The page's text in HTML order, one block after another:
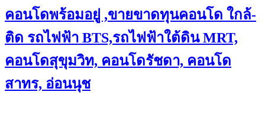
คอนโดพร้อมอยู่ ,ขายขาดทุนคอนโด ใกล้-
ติด รถไฟฟ้า BTS,รถไฟฟ้าใต้ดิน MRT,
คอนโดสุขุมวิท, คอนโดรัชดา, คอนโด
สาทร, อ่อนนุช